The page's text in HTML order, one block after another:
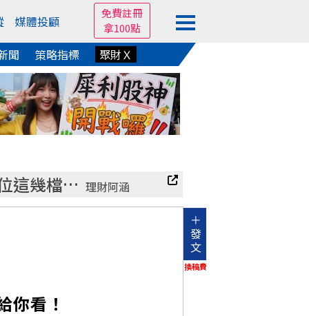
媒體投顧
免費註冊
拿100點
聞 策略指標 聚財Ｘ
這幾檔… 理財阿涵
＋
發
文
換稿費
你看！